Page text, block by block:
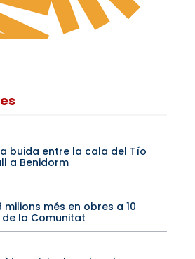
buida entre la cala del Tío
a Benidorm
més en obres a 10
de la Comunitat